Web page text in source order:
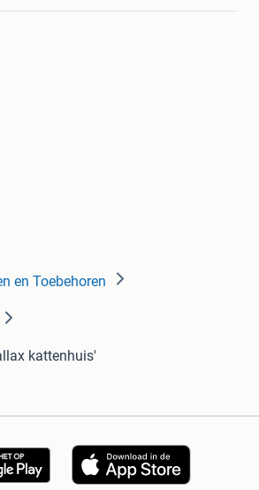
en Toebehoren
kattenhuis'